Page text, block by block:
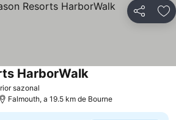
Partilhar
sazonal
HarborWalk
Falmouth, a 19.5 km de Bourne